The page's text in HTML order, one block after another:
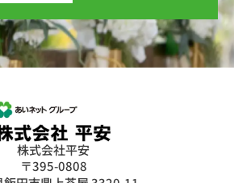
株式会社平安
〒395-0808